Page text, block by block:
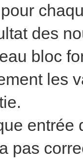
des
bloc
les
pas